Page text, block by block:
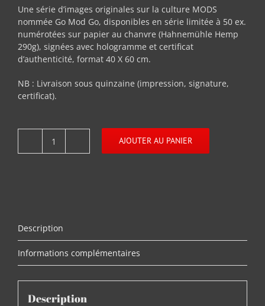
Une série d’images originales sur la culture MODS
nommée Go Mod Go, disponibles en série limitée à 50 ex.
numérotées sur papier au chanvre (Hahnemühle Hemp
290g), signées avec hologramme et certificat
d’authenticité, format 40 X 60 cm.
NB : Livraison sous quinzaine (impression, signature,
certificat).
quantité
AJOUTER AU PANIER
Description
Informations complémentaires
Description